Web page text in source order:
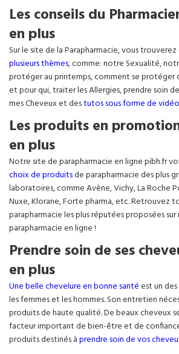
Les conseils du
en plus
Sur le site de la Parapharmacie, vous trouverez
plusieurs thèmes, comme: notre Sexualité,
protéger au printemps, comment se protéger
et pour qui, traiter les Allergies, prendre soin
mes Cheveux et destutos sous forme de
Les produits en
en plus
Notre site de parapharmacie en ligne pibh.fr
choix de produitsde parapharmacie des plus
laboratoires, comme Avène, Vichy, La Roche
Nuxe, Klorane, Forte pharma, etc. Retrouvez
parapharmacie les plus réputées proposées
parapharmacie en ligne !
Prendre soin de ses
en plus
Une belle chevelure en bonne santéest un
les femmes et les hommes. Son entretien
produits de haute qualité. De beaux cheveux
facteur important de bien-être et de
produits destinés àprendre soin de vos